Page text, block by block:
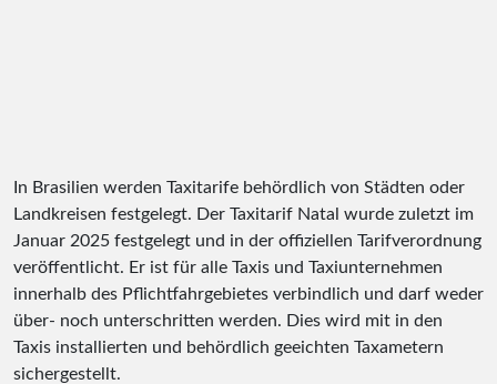
In Brasilien werden Taxitarife behördlich von Städten oder
Landkreisen festgelegt. Der Taxitarif Natal wurde zuletzt im
Januar 2025 festgelegt und in der offiziellen Tarifverordnung
veröffentlicht. Er ist für alle Taxis und Taxiunternehmen
innerhalb des Pflichtfahrgebietes verbindlich und darf weder
über- noch unterschritten werden. Dies wird mit in den
Taxis installierten und behördlich geeichten Taxametern
sichergestellt.